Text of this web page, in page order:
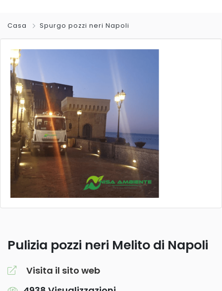
Casa Spurgo pozzi neri Napoli
Pulizia pozzi neri Melito di Napoli
Visita il sito web